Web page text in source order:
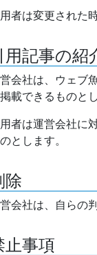
者は変更された
用記事の紹
会社は、ウェブ
載できるものと
者は運営会社に
とします。
除
会社は、自らの
止事項